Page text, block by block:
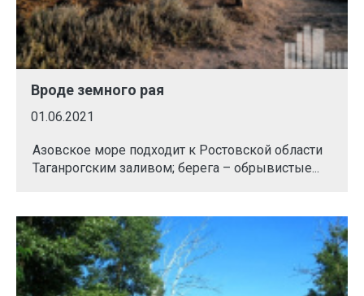
Вроде земного рая
01.06.2021
Азовское море подходит к Ростовской области
Таганрогским заливом; берега – обрывистые...